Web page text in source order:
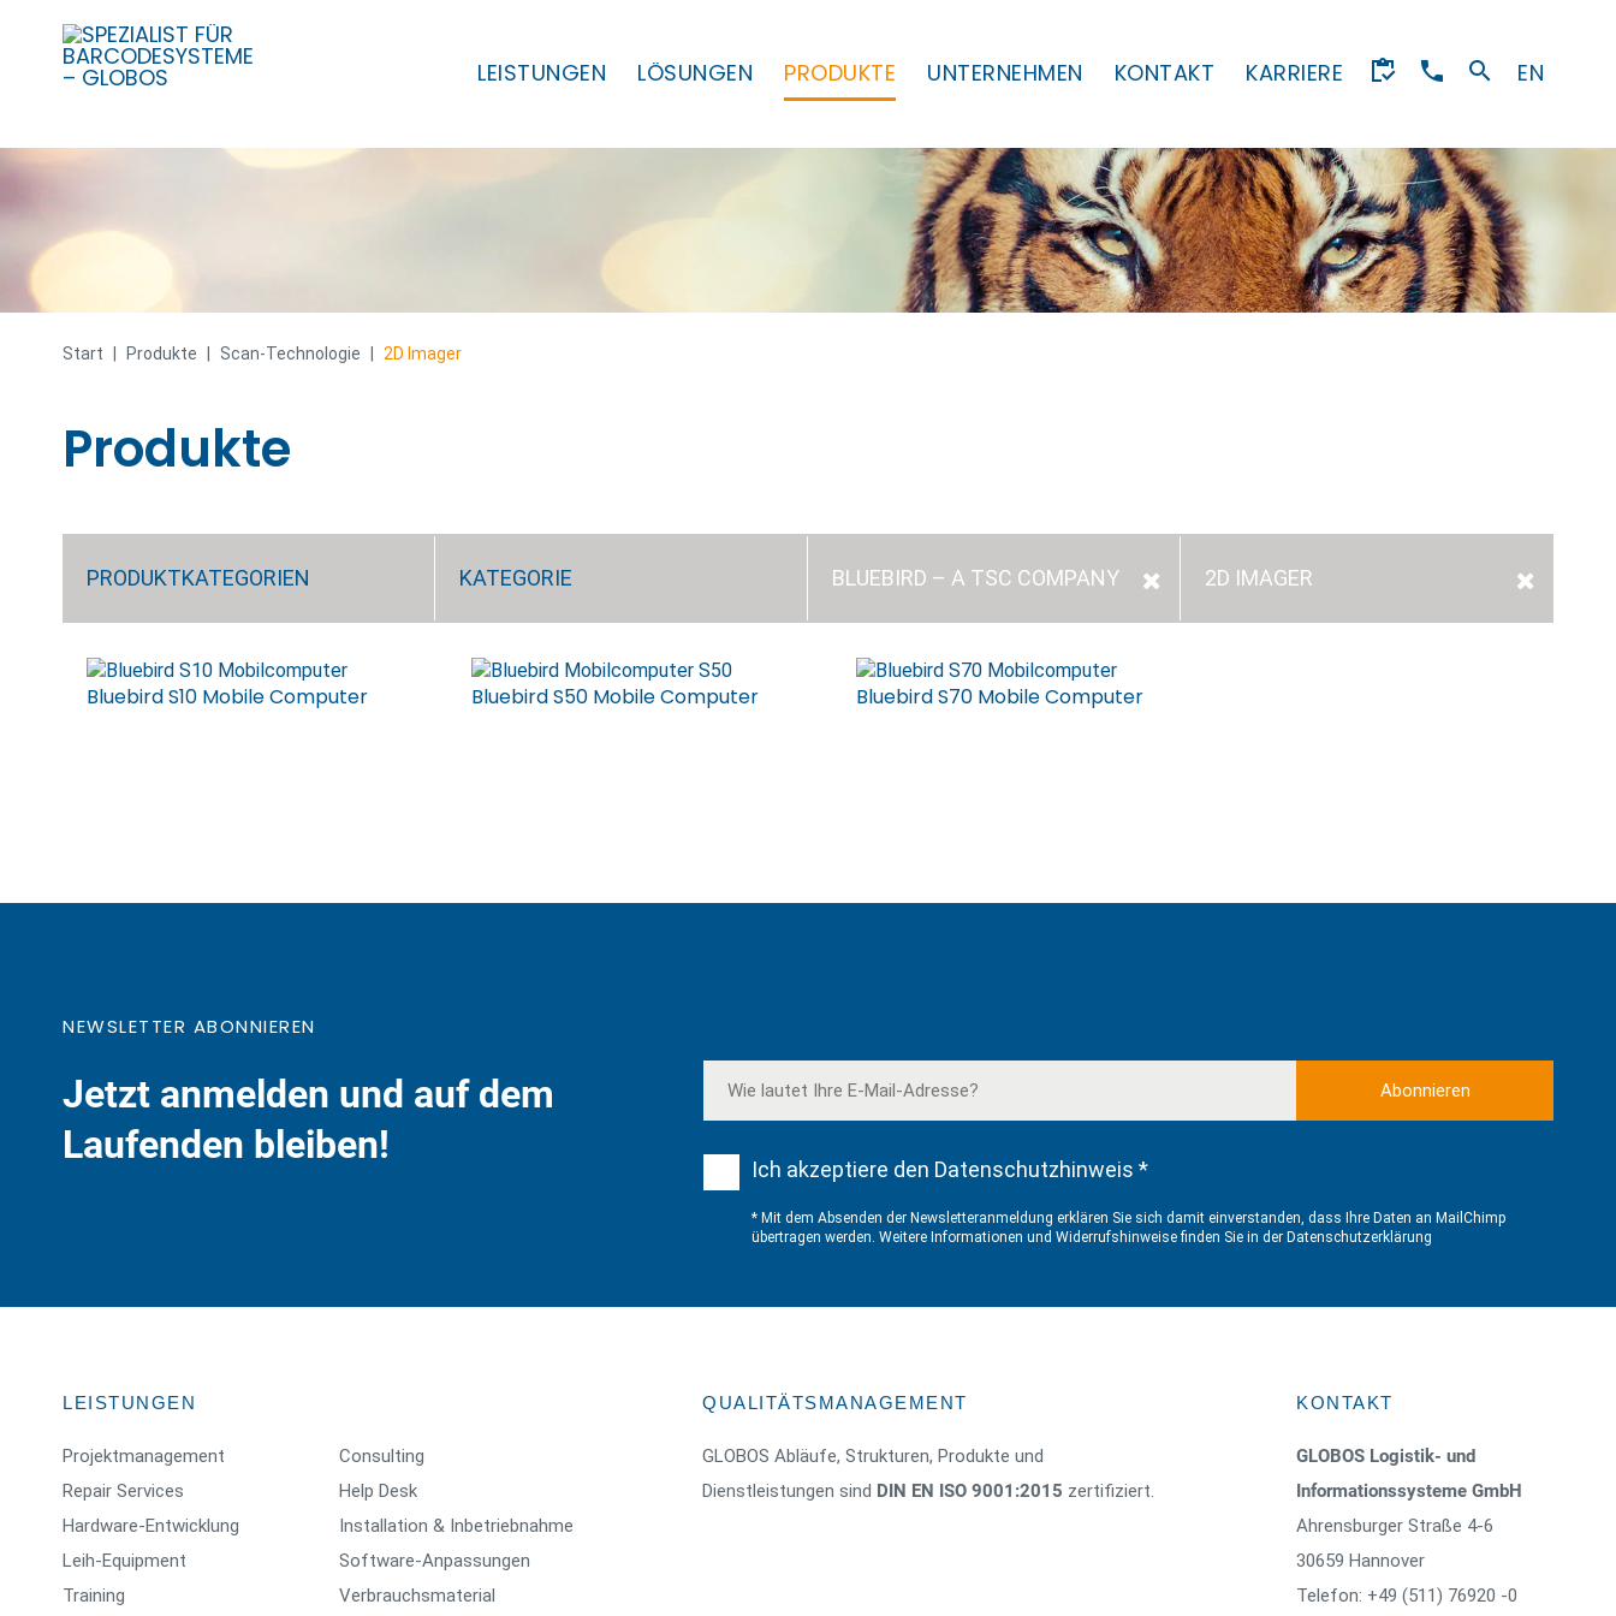
LEISTUNGEN LÖSUNGEN PRODUKTE UNTERNEHMEN KONTAKT KARRIERE EN
Skip
content
Start Produkte Scan-Technologie 2D Imager
Produkte
PRODUKTKATEGORIEN KATEGORIE BLUEBIRD – A TSC COMPANY 2D IMAGER
Bluebird S10 Mobile Computer Bluebird S50 Mobile Computer Bluebird S70 Mobile Computer
NEWSLETTER ABONNIEREN
Jetzt anmelden und auf dem
Laufenden bleiben!
Ich akzeptiere den Datenschutzhinweis *
* Mit dem Absenden der Newsletteranmeldung erklären Sie sich damit einverstanden, dass Ihre Daten an MailChimp
übertragen werden. Weitere Informationen und Widerrufshinweise finden Sie in der Datenschutzerklärung
LEISTUNGEN
Projektmanagement
Consulting
Repair Services
Help Desk
Hardware-Entwicklung
Installation & Inbetriebnahme
Leih-Equipment
Software-Anpassungen
Training
Verbrauchsmaterial
QUALITÄTSMANAGEMENT
GLOBOS Abläufe, Strukturen, Produkte und
Dienstleistungen sind DIN EN ISO 9001:2015 zertifiziert.
KONTAKT
GLOBOS Logistik- und
Informationssysteme GmbH
Ahrensburger Straße 4-6
30659 Hannover
Telefon: +49 (511) 76920 -0